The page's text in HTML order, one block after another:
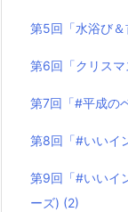
第5回「水浴び＆
第6回「クリスマ
第7回「#平成の
第8回「#いいイ
第9回「#いいイ
ーズ) (2)